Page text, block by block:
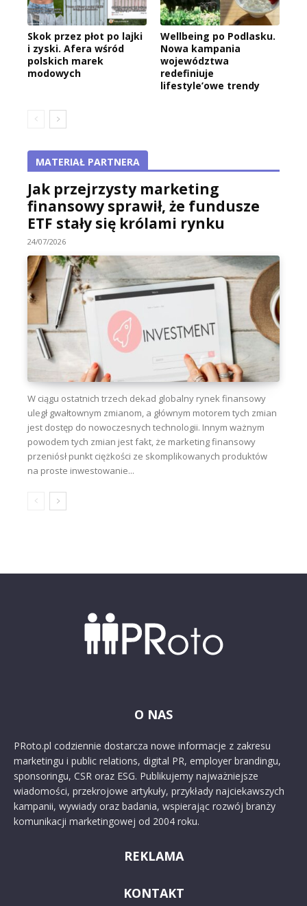
Skok przez płot po lajki
i zyski. Afera wśród
polskich marek
modowych
Wellbeing po Podlasku.
Nowa kampania
województwa
redefiniuje
lifestyle’owe trendy
MATERIAŁ PARTNERA
Jak przejrzysty marketing
finansowy sprawił, że fundusze
ETF stały się królami rynku
24/07/2026
W ciągu ostatnich trzech dekad globalny rynek finansowy
uległ gwałtownym zmianom, a głównym motorem tych zmian
jest dostęp do nowoczesnych technologii. Innym ważnym
powodem tych zmian jest fakt, że marketing finansowy
przeniósł punkt ciężkości ze skomplikowanych produktów
na proste inwestowanie...
O NAS
PRoto.pl codziennie dostarcza nowe informacje z zakresu
marketingu i public relations, digital PR, employer brandingu,
sponsoringu, CSR oraz ESG. Publikujemy najważniejsze
wiadomości, przekrojowe artykuły, przykłady najciekawszych
kampanii, wywiady oraz badania, wspierając rozwój branży
komunikacji marketingowej od 2004 roku.
REKLAMA
KONTAKT